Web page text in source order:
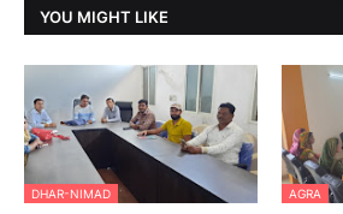
YOU MIGHT LIKE
DHAR-NIMAD AGRA